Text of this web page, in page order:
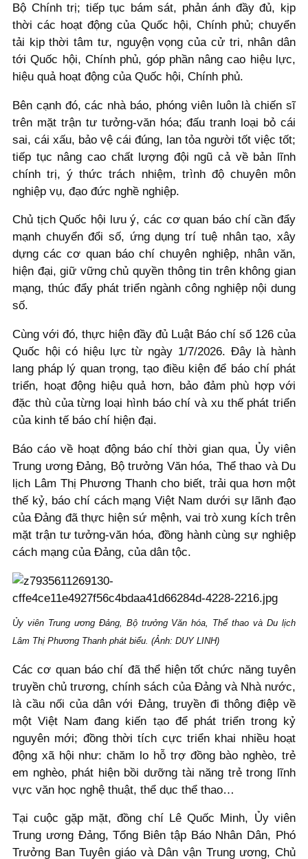
Bộ Chính trị; tiếp tục bám sát, phản ánh đầy đủ, kịp
thời các hoạt động của Quốc hội, Chính phủ; chuyển
tải kịp thời tâm tư, nguyện vọng của cử tri, nhân dân
tới Quốc hội, Chính phủ, góp phần nâng cao hiệu lực,
hiệu quả hoạt động của Quốc hội, Chính phủ.
Bên cạnh đó, các nhà báo, phóng viên luôn là chiến sĩ
trên mặt trận tư tưởng-văn hóa; đấu tranh loại bỏ cái
sai, cái xấu, bảo vệ cái đúng, lan tỏa người tốt việc tốt;
tiếp tục nâng cao chất lượng đội ngũ cả về bản lĩnh
chính trị, ý thức trách nhiệm, trình độ chuyên môn
nghiệp vụ, đạo đức nghề nghiệp.
Chủ tịch Quốc hội lưu ý, các cơ quan báo chí cần đẩy
mạnh chuyển đổi số, ứng dụng trí tuệ nhân tạo, xây
dựng các cơ quan báo chí chuyên nghiệp, nhân văn,
hiện đại, giữ vững chủ quyền thông tin trên không gian
mạng, thúc đẩy phát triển ngành công nghiệp nội dung
số.
Cùng với đó, thực hiện đầy đủ Luật Báo chí số 126 của
Quốc hội có hiệu lực từ ngày 1/7/2026. Đây là hành
lang pháp lý quan trọng, tạo điều kiện để báo chí phát
triển, hoạt động hiệu quả hơn, bảo đảm phù hợp với
đặc thù của từng loại hình báo chí và xu thế phát triển
của kinh tế báo chí hiện đại.
Báo cáo về hoạt động báo chí thời gian qua, Ủy viên
Trung ương Đảng, Bộ trưởng Văn hóa, Thể thao và Du
lịch Lâm Thị Phương Thanh cho biết, trải qua hơn một
thế kỷ, báo chí cách mạng Việt Nam dưới sự lãnh đạo
của Đảng đã thực hiện sứ mệnh, vai trò xung kích trên
mặt trận tư tưởng-văn hóa, đồng hành cùng sự nghiệp
cách mạng của Đảng, của dân tộc.
Ủy viên Trung ương Đảng, Bộ trưởng Văn hóa, Thể thao và Du lịch
Lâm Thị Phương Thanh phát biểu. (Ảnh: DUY LINH)
Các cơ quan báo chí đã thể hiện tốt chức năng tuyên
truyền chủ trương, chính sách của Đảng và Nhà nước,
là cầu nối của dân với Đảng, truyền đi thông điệp về
một Việt Nam đang kiến tạo để phát triển trong kỷ
nguyên mới; đồng thời tích cực triển khai nhiều hoạt
động xã hội như: chăm lo hỗ trợ đồng bào nghèo, trẻ
em nghèo, phát hiện bồi dưỡng tài năng trẻ trong lĩnh
vực văn học nghệ thuật, thể dục thể thao…
Tại cuộc gặp mặt, đồng chí Lê Quốc Minh, Ủy viên
Trung ương Đảng, Tổng Biên tập Báo Nhân Dân, Phó
Trưởng Ban Tuyên giáo và Dân vận Trung ương, Chủ